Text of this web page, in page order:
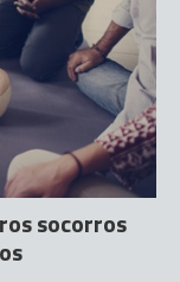
socorros